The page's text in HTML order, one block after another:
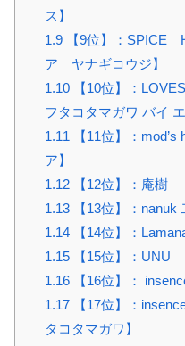
ス】
1.9【9位】：SPICE
ア ヤナギコウジ】
1.10【10位】：
フタコタマガワ バイ エ
1.11 【11位】：
ア】
1.12【12位】：庵樹
1.13【13位】：nanuk
1.14【14位】：
1.15【15位】：UNU
1.16【16位】：
1.17【17位】：
タコタマガワ】